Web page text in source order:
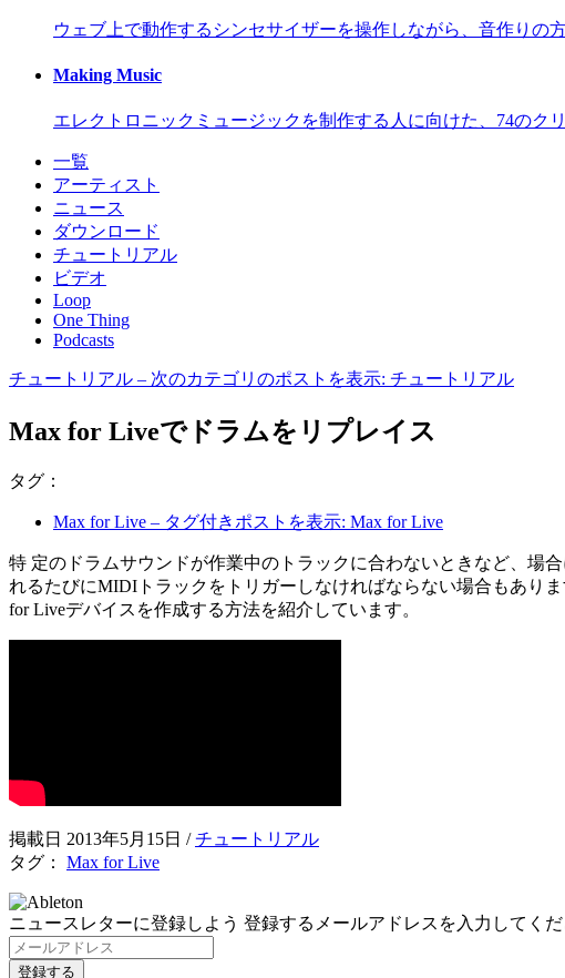
ウェブ上で動作するシンセサイザーを操作しながら、音作りの
Making Music
エレクトロニックミュージックを制作する人に向けた、74のク
一覧
アーティスト
ニュース
ダウンロード
チュートリアル
ビデオ
Loop
One Thing
Podcasts
チュートリアル – 次のカテゴリのポストを表示: チュートリアル
Max for Liveでドラムをリプレイス
タグ：
Max for Live – タグ付きポストを表示: Max for Live
特 定のドラムサウンドが作業中のトラックに合わないときなど、場
れるたびにMIDIトラックをトリガーしなければならない場合もあり
for Liveデバイスを作成する方法を紹介しています。
掲載日 2013年5月15日 /チュートリアル
タグ： Max for Live
ニュースレターに登録しよう 登録するメールアドレスを入力してく